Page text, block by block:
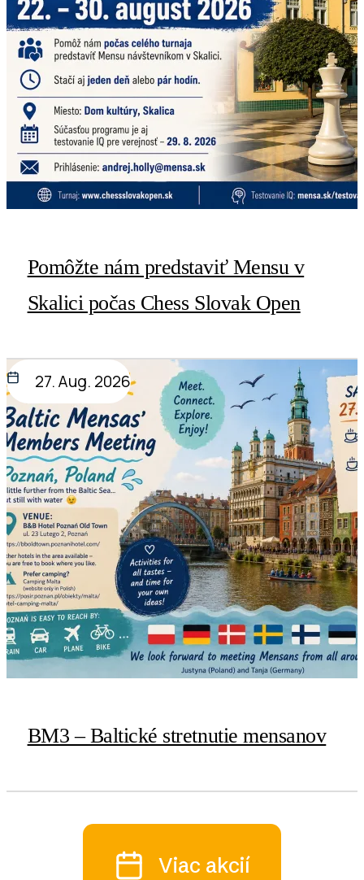
Pomôžte nám predstaviť Mensu v
Skalici počas Chess Slovak Open
27. Aug. 2026
BM3 – Baltické stretnutie mensanov
Viac akcií